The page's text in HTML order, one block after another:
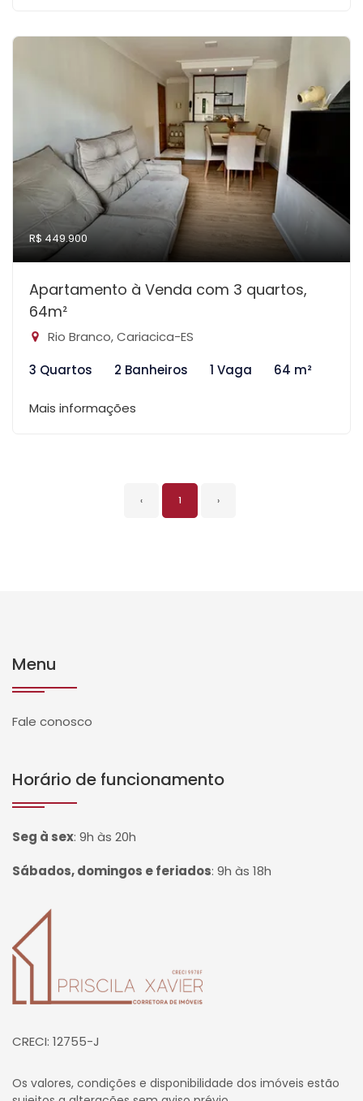
R$ 449.900
Apartamento à Venda com 3 quartos,
64m²
Rio Branco, Cariacica-ES
3 Quartos
2 Banheiros 1 Vaga 64 m²
Mais informações
‹ 1 ›
Menu
Fale conosco
Horário de funcionamento
Seg à sex: 9h às 20h
Sábados, domingos e feriados: 9h às 18h
Página inicial
CRECI: 12755-J
Os valores, condições e disponibilidade dos imóveis estão